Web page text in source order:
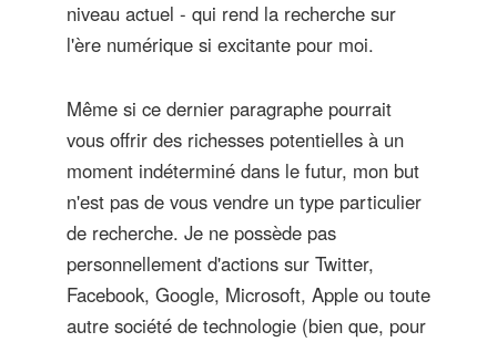
niveau actuel - qui rend la recherche sur
l'ère numérique si excitante pour moi.
Même si ce dernier paragraphe pourrait
vous offrir des richesses potentielles à un
moment indéterminé dans le futur, mon but
n'est pas de vous vendre un type particulier
de recherche. Je ne possède pas
personnellement d'actions sur Twitter,
Facebook, Google, Microsoft, Apple ou toute
autre société de technologie (bien que, pour